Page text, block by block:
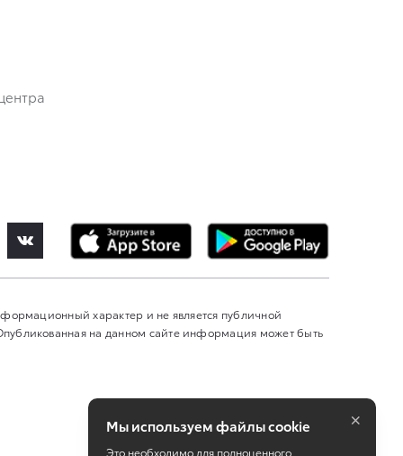
характер и не является публичной
на данном сайте информация может быть
Мы используем файлы cookie
Это необходимо для полноценного
×